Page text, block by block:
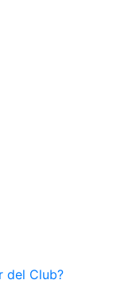
del Club?